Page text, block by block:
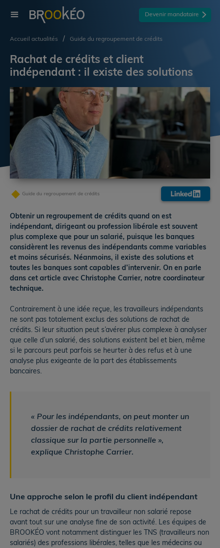
Devenir mandataire
Accueil actualités / Guide du regroupement de crédits
Rachat de crédits et client
indépendant : il existe des solutions
Guide du regroupement de crédits
Obtenir un regroupement de crédits quand on est
indépendant, dirigeant ou profession libérale est souvent
plus complexe que pour un salarié, puisque les banques
considèrent les revenus des indépendants comme variables
et moins sécurisés. Néanmoins, il existe des solutions et
toutes les banques sont capables d’intervenir. On en parle
dans cet article avec Christophe Carrier, notre coordinateur
technique.
Contrairement à une idée reçue, les travailleurs indépendants
ne sont pas totalement exclus des solutions de rachat de
crédits. Si leur situation peut s’avérer plus complexe à analyser
que celle d’un salarié, des solutions existent bel et bien, même
si le parcours peut parfois se heurter à des refus et à une
analyse plus exigeante de la part des établissements
bancaires.
« Pour les indépendants, on peut monter un
dossier de rachat de crédits relativement
classique sur la partie personnelle »,
explique Christophe Carrier.
Une approche selon le profil du client indépendant
Le rachat de crédits pour un travailleur non salarié repose
avant tout sur une analyse fine de son activité. Les équipes de
BROOKÉO vont notamment distinguer les TNS (travailleurs non
salariés) des professions libérales, telles que les médecins ou